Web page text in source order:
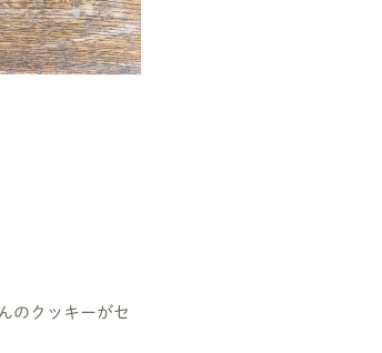
のクッキーがセ